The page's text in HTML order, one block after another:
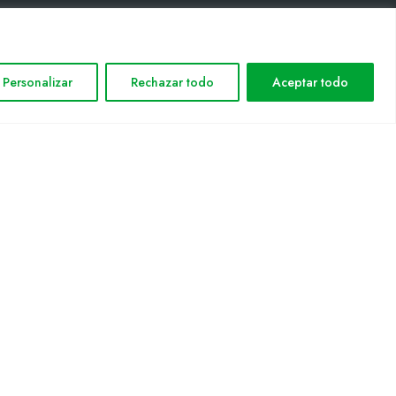
Personalizar Rechazar todo Aceptar todo
INFORMACIÓN LEGAL
Aviso legal